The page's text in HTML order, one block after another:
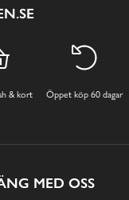
& kort Öppet köp 60 dagar
MED OSS